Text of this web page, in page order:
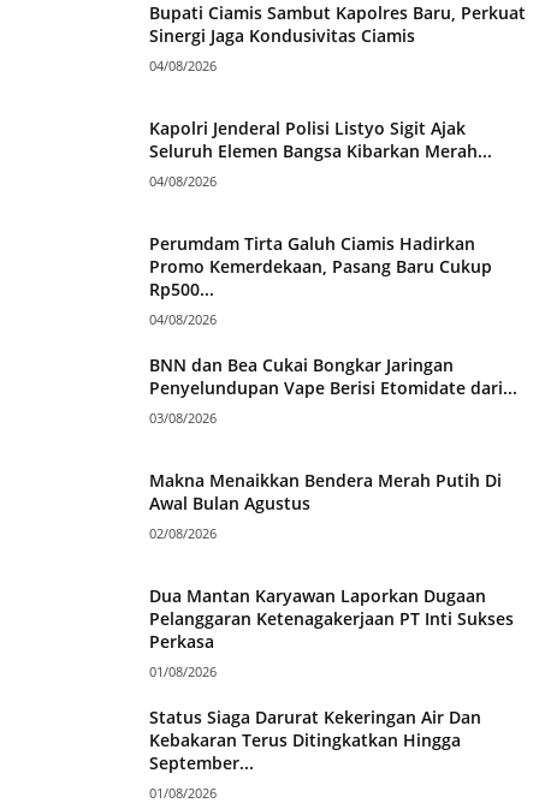
Bupati Ciamis Sambut Kapolres Baru, Perkuat
Sinergi Jaga Kondusivitas Ciamis
04/08/2026
Kapolri Jenderal Polisi Listyo Sigit Ajak
Seluruh Elemen Bangsa Kibarkan Merah...
04/08/2026
Perumdam Tirta Galuh Ciamis Hadirkan
Promo Kemerdekaan, Pasang Baru Cukup
Rp500...
04/08/2026
BNN dan Bea Cukai Bongkar Jaringan
Penyelundupan Vape Berisi Etomidate dari...
03/08/2026
Makna Menaikkan Bendera Merah Putih Di
Awal Bulan Agustus
02/08/2026
Dua Mantan Karyawan Laporkan Dugaan
Pelanggaran Ketenagakerjaan PT Inti Sukses
Perkasa
01/08/2026
Status Siaga Darurat Kekeringan Air Dan
Kebakaran Terus Ditingkatkan Hingga
September...
01/08/2026